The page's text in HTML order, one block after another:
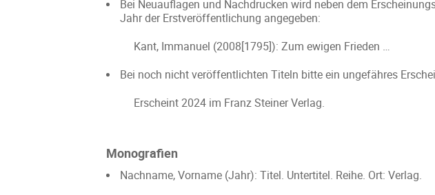
Bei Neuauflagen und Nachdrucken wird neben dem
Jahr der Erstveröffentlichung angegeben:
Kant, Immanuel (2008[1795]): Zum ewigen Frieden …
Bei noch nicht veröffentlichten Titeln bitte ein ungefähres
Erscheint 2024 im Franz Steiner Verlag.
Monografien
Nachname, Vorname (Jahr): Titel. Untertitel. Reihe. Ort: Verlag.